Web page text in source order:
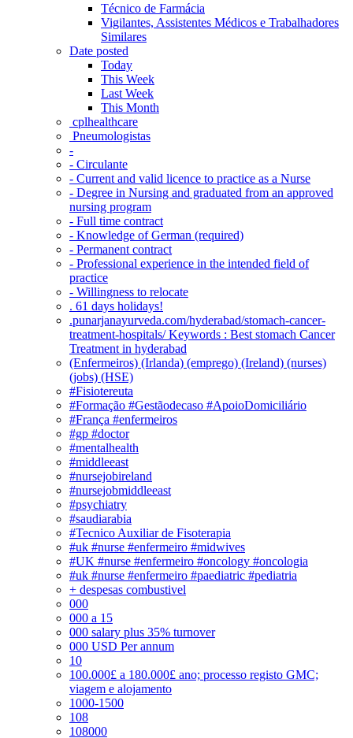
Técnico de Farmácia
Vigilantes, Assistentes Médicos e Trabalhadores
Similares
Date posted
Today
This Week
Last Week
This Month
‎ cplhealthcare‬
Pneumologistas
-
- Circulante
- Current and valid licence to practice as a Nurse
- Degree in Nursing and graduated from an approved
nursing program
- Full time contract
- Knowledge of German (required)
- Permanent contract
- Professional experience in the intended field of
practice
- Willingness to relocate
. 61 days holidays!
.punarjanayurveda.com/hyderabad/stomach-cancer-
treatment-hospitals/ Keywords : Best stomach Cancer
Treatment in hyderabad
(Enfermeiros) (Irlanda) (emprego) (Ireland) (nurses)
(jobs) (HSE)
#Fisiotereuta
#Formação #Gestãodecaso #ApoioDomiciliário
#França #enfermeiros
#gp #doctor
#mentalhealth
#middleeast
#nursejobireland
#nursejobmiddleeast
#psychiatry
#saudiarabia
#Tecnico Auxiliar de Fisoterapia
#uk #nurse #enfermeiro #midwives
#UK #nurse #enfermeiro #oncology #oncologia
#uk #nurse #enfermeiro #paediatric #pediatria
+ despesas combustivel
000
000 a 15
000 salary plus 35% turnover
000 USD Per annum
10
100.000£ a 180.000£ ano; processo registo GMC;
viagem e alojamento
1000-1500
108
108000